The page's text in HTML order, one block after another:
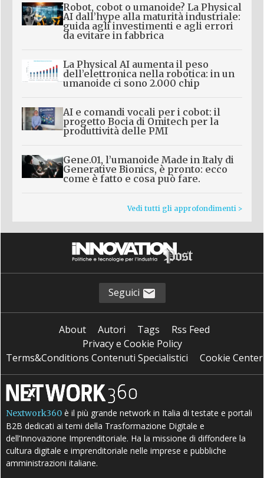
Robot, cobot o umanoide? La Physical
AI dall’hype alla maturità industriale:
guida agli investimenti e agli errori
da evitare in fabbrica
La Physical AI aumenta il peso
dell’elettronica nella robotica: in un
umanoide ci sono 2.000 chip
AI e comandi vocali per i cobot: il
progetto Bocia di Omitech per la
produttività delle PMI
Gene.01, l’umanoide Made in Italy di
Generative Bionics, è pronto: ecco
come è fatto e cosa può fare.
Vedi tutti gli approfondimenti >
Seguici
About Autori Tags
Rss Feed
Privacy e Cookie Policy
Terms&Conditions Contenuti Specialistici
Cookie Center
Nextwork360 è il più grande network in Italia di testate e portali
B2B dedicati ai temi della Trasformazione Digitale e
dell’Innovazione Imprenditoriale. Ha la missione di diffondere la
cultura digitale e imprenditoriale nelle imprese e pubbliche
amministrazioni italiane.